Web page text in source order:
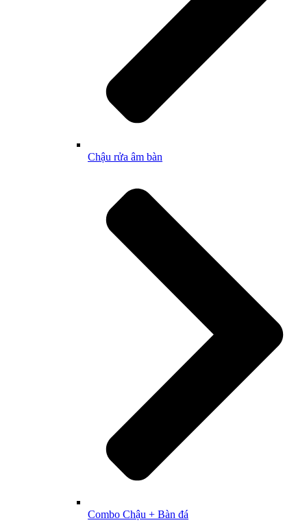
Chậu rửa âm bàn
Combo Chậu + Bàn đá